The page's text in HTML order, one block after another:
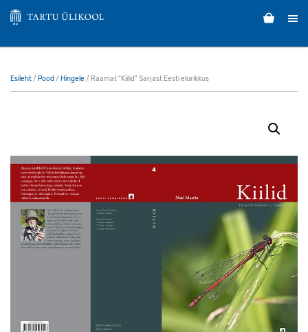
Esileht/ Pood / Hingele / Raamat “Kiilid” Sarjast Eesti elurikkus